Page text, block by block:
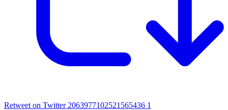
Retweet on Twitter 2063977102521565436 1